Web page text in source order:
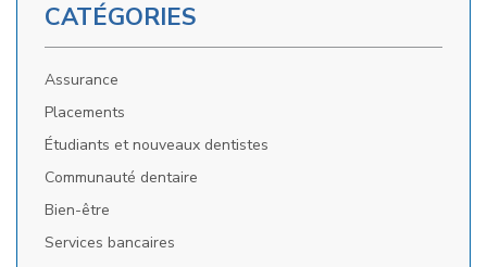
CATÉGORIES
Assurance
Placements
Étudiants et nouveaux dentistes
Communauté dentaire
Bien-être
Services bancaires